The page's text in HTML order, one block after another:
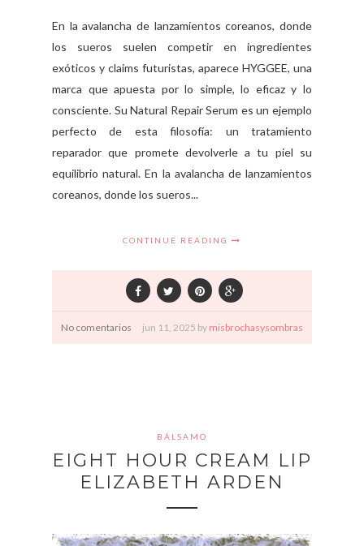
En la avalancha de lanzamientos coreanos, donde
los sueros suelen competir en ingredientes
exóticos y claims futuristas, aparece HYGGEE, una
marca que apuesta por lo simple, lo eficaz y lo
consciente. Su Natural Repair Serum es un ejemplo
perfecto de esta filosofía: un tratamiento
reparador que promete devolverle a tu piel su
equilibrio natural. En la avalancha de lanzamientos
coreanos, donde los sueros...
CONTINUE READING
No comentarios jun 11, 2025 by misbrochasysombras
BÁLSAMO
EIGHT HOUR CREAM LIP
ELIZABETH ARDEN